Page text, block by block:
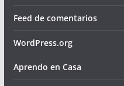
Feed de comentarios
WordPress.org
Aprendo en Casa